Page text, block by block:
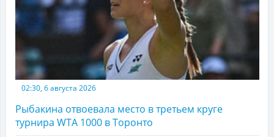
02:30, 6 августа 2026
Рыбакина отвоевала место в третьем круге
турнира WTA 1000 в Торонто